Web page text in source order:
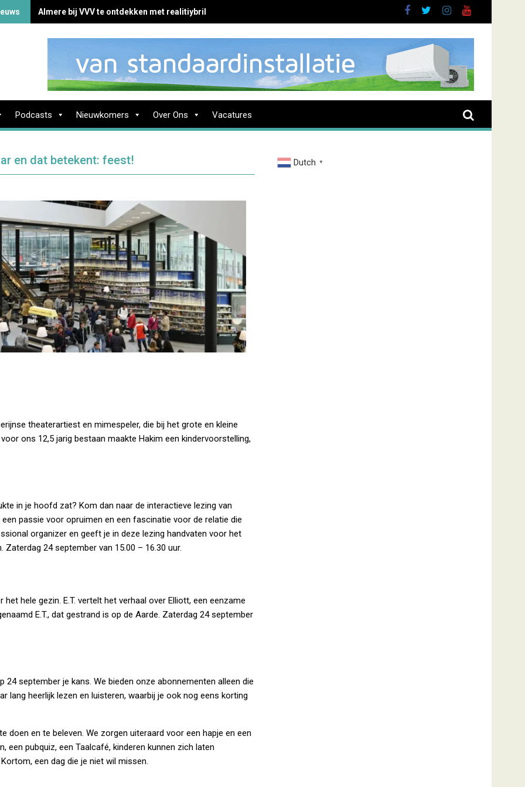
Almere bij VVV te ontdekken met realitiybril
Podcasts Nieuwkomers Over Ons Vacatures
en dat betekent: feest!
theaterartiest en mimespeler, die bij het grote en kleine
ons 12,5 jarig bestaan maakte Hakim een kindervoorstelling,
in je hoofd zat? Kom dan naar de interactieve lezing van
passie voor opruimen en een fascinatie voor de relatie die
organizer en geeft je in deze lezing handvaten voor het
24 september van 15.00 – 16.30 uur.
hele gezin. E.T. vertelt het verhaal over Elliott, een eenzame
E.T., dat gestrand is op de Aarde. Zaterdag 24 september
24 september je kans. We bieden onze abonnementen alleen die
lang heerlijk lezen en luisteren, waarbij je ook nog eens korting
doen en te beleven. We zorgen uiteraard voor een hapje en een
een pubquiz, een Taalcafé, kinderen kunnen zich laten
een dag die je niet wil missen.
Dutch ▼